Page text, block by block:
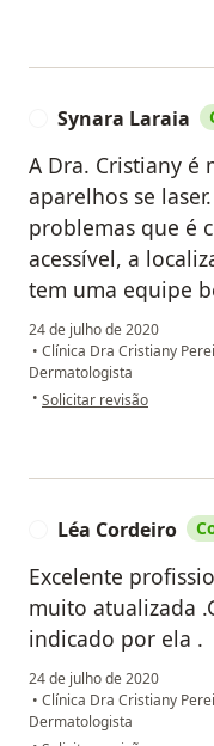
Synara Laraia
A Dra. Cristiany é
aparelhos se
problemas que é
acessível, a
tem uma equipe
24 de julho de 2020
• Clínica Dra Cristiany
Dermatologista
• na opinião do utilizador
Solicitar revisão
Léa Cordeiro
Excelente
muito atualizada
indicado por ela .
24 de julho de 2020
• Clínica Dra Cristiany
Dermatologista
na opinião do utilizador